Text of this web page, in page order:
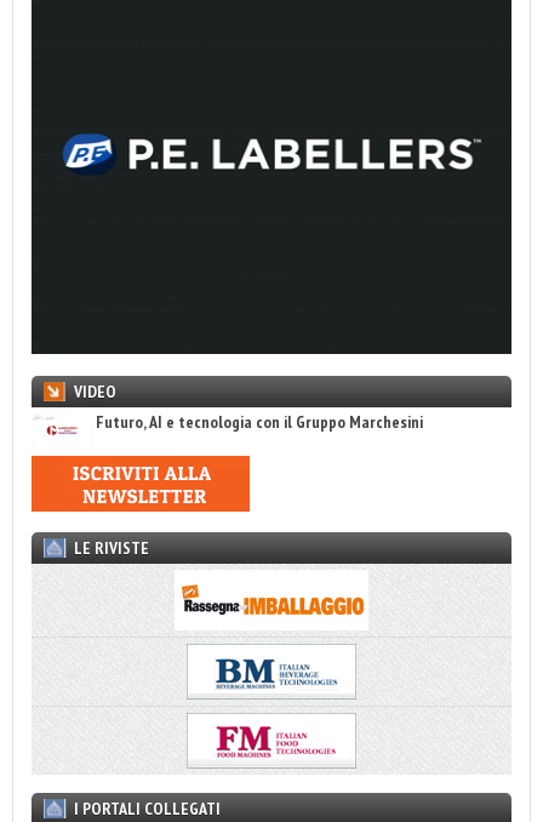
VIDEO
Futuro, AI e tecnologia con il Gruppo Marchesini
LE RIVISTE
I PORTALI COLLEGATI